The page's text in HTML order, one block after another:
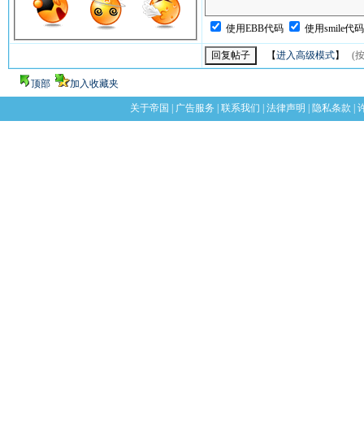
使用EBB代码 使用smile代
【进入高级模式】 (
顶部 加入收藏夹
关于帝国 广告服务 联系我们 法律声明 隐私条款